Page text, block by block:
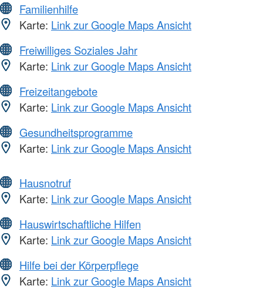
Familienhilfe
Karte: Link zur Google Maps Ansicht
Freiwilliges Soziales Jahr
Karte: Link zur Google Maps Ansicht
Freizeitangebote
Karte: Link zur Google Maps Ansicht
Gesundheitsprogramme
Karte: Link zur Google Maps Ansicht
Hausnotruf
Karte: Link zur Google Maps Ansicht
Hauswirtschaftliche Hilfen
Karte: Link zur Google Maps Ansicht
Hilfe bei der Körperpflege
Karte: Link zur Google Maps Ansicht